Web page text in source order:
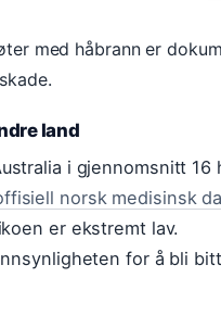
med håbrann er
land
i gjennomsnitt 16
norsk medisinsk
er ekstremt lav.
for å bli